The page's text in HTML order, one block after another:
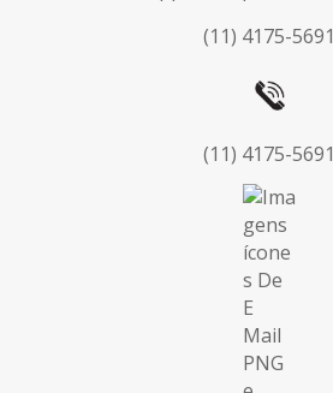
(11) 4175-5691
(11) 4175-5691